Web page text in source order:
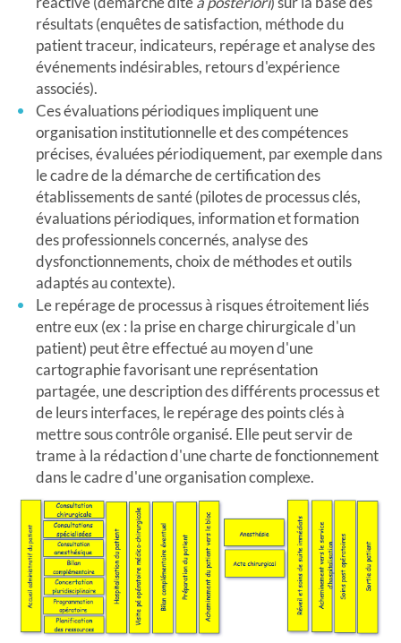
résultats (enquêtes de satisfaction, méthode du
patient traceur, indicateurs, repérage et analyse des
événements indésirables, retours d'expérience
associés).
Ces évaluations périodiques impliquent une
organisation institutionnelle et des compétences
précises, évaluées périodiquement, par exemple dans
le cadre de la démarche de certification des
établissements de santé (pilotes de processus clés,
évaluations périodiques, information et formation
des professionnels concernés, analyse des
dysfonctionnements, choix de méthodes et outils
adaptés au contexte).
Le repérage de processus à risques étroitement liés
entre eux (ex : la prise en charge chirurgicale d'un
patient) peut être effectué au moyen d'une
cartographie favorisant une représentation
partagée, une description des différents processus et
de leurs interfaces, le repérage des points clés à
mettre sous contrôle organisé. Elle peut servir de
trame à la rédaction d'une charte de fonctionnement
dans le cadre d'une organisation complexe.